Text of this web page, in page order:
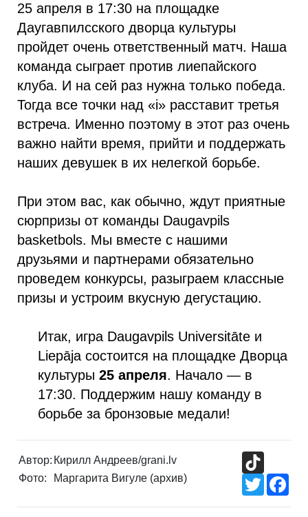
25 апреля в 17:30 на площадке
Даугавпилсского дворца культуры
пройдет очень ответственный матч. Наша
команда сыграет против лиепайского
клуба. И на сей раз нужна только победа.
Тогда все точки над «i» расставит третья
встреча. Именно поэтому в этот раз очень
важно найти время, прийти и поддержать
наших девушек в их нелегкой борьбе.
При этом вас, как обычно, ждут приятные
сюрпризы от команды Daugavpils
basketbols. Мы вместе с нашими
друзьями и партнерами обязательно
проведем конкурсы, разыграем классные
призы и устроим вкусную дегустацию.
Итак, игра Daugavpils Universitāte и
Liepāja состоится на площадке Дворца
культуры 25 апреля. Начало — в
17:30. Поддержим нашу команду в
борьбе за бронзовые медали!
Автор: Кирилл Андреев/grani.lv
Фото:
Маргарита Вигуле (архив)
Twitter